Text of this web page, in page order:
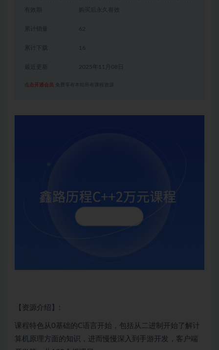
有效期 购买后永久有效
累计销量 62
累计下载 16
2025年11月08日
点击开通会员 免费享有本站所有课程资源
【资源介绍】:
课程特色从0基础的 C语言 开始，包括从二进制开始了解计
算机原理方面的知识，进而慢慢深入到手游开发，客户端